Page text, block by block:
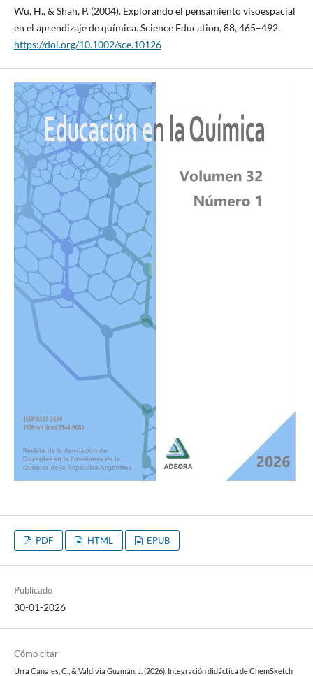
Wu, H., & Shah, P. (2004). Explorando el pensamiento visoespacial
en el aprendizaje de química. Science Education, 88, 465–492.
https://doi.org/10.1002/sce.10126
PDF HTML EPUB
Publicado
30-01-2026
Cómo citar
Urra Canales, C., & Valdivia Guzmán, J. (2026). Integración didáctica de ChemSketch